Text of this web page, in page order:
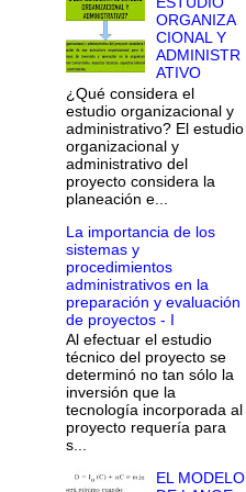
ORGANIZA
CIONAL Y
ADMINISTR
ATIVO
¿Qué considera el
estudio organizacional y
administrativo? El estudio
organizacional y
administrativo del
proyecto considera la
planeación e...
La importancia de los
sistemas y
procedimientos
administrativos en la
preparación y evaluación
de proyectos - I
Al efectuar el estudio
técnico del proyecto se
determinó no tan sólo la
inversión que la
tecnología incorporada al
proyecto requería para
s...
EL MODELO